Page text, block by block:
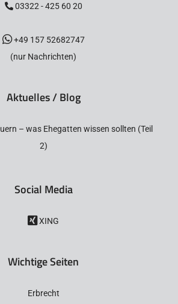
03322 - 425 60 20
+49 157 52682747
(nur Nachrichten)
Aktuelles / Blog
– was Ehegatten wissen sollten (Teil
2)
Social Media
XING
Wichtige Seiten
Erbrecht